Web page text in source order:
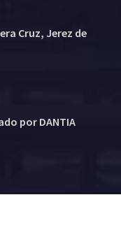
Cruz, Jerez de
por DANTIA